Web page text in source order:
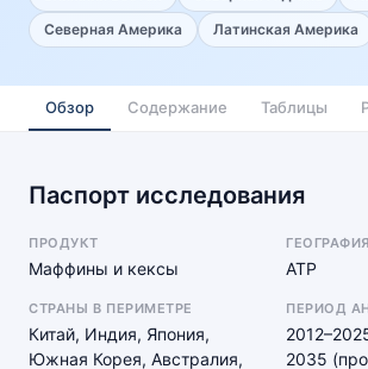
Северная Америка
Латинская Америка
Обзор Содержание Таблицы
Паспорт исследования
ПРОДУКТ
Маффины и кексы
ГЕОГРАФИЯ
АТР
СТРАНЫ В ПЕРИМЕТРЕ
Китай, Индия, Япония,
Южная Корея, Австралия,
ПЕРИОД
2035